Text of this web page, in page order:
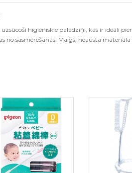
higiēniskie paladziņi, kas ir ideāli
no sasmērēšanās. Maigs, neausta